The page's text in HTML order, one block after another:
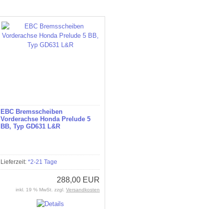
EBC Bremsscheiben
Vorderachse Honda Prelude 5
BB, Typ GD631 L&R
Lieferzeit: *2-21 Tage
288,00 EUR
inkl. 19 % MwSt. zzgl. Versandkosten